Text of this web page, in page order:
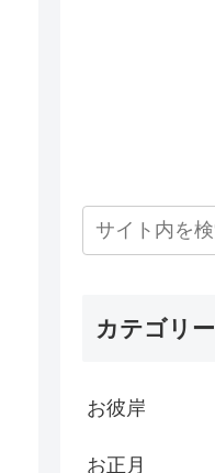
カテゴリー
お彼岸
お正月